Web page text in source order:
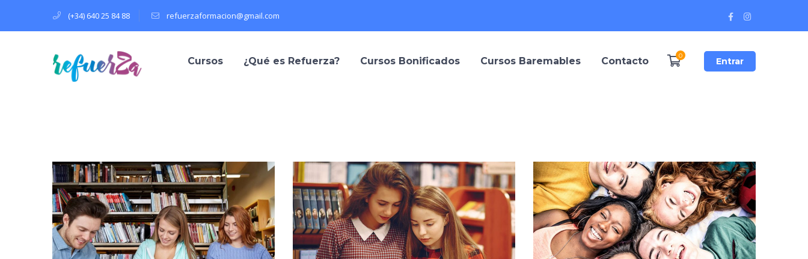
(+34) 640 25 84 88 refuerzaformacion@gmail.com
Facebook
Profile
Instagram
Profile
Entrar
0
Cursos ¿Qué es Refuerza? Cursos Bonificados Cursos Baremables Contacto